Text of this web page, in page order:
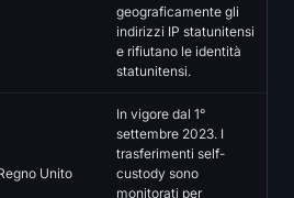
geograficamente gli
indirizzi IP statunitensi
e rifiutano le identità
statunitensi.
Unito
In vigore dal 1°
settembre 2023. I
trasferimenti self-
custody sono
monitorati per